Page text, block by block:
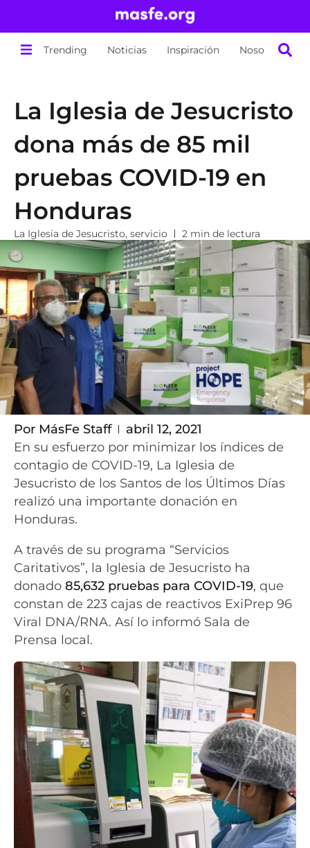
Trending Noticias Inspiración Nosotros
La Iglesia de Jesucristo
dona más de 85 mil
pruebas COVID-19 en
Honduras
La Iglesia de Jesucristo, servicio 2 min de lectura
Por MásFe Staff
abril 12, 2021
En su esfuerzo por minimizar los índices de
contagio de COVID-19, La Iglesia de
Jesucristo de los Santos de los Últimos Días
realizó una importante donación en
Honduras.
A través de su programa “Servicios
Caritativos”, la Iglesia de Jesucristo ha
donado 85,632 pruebas para COVID-19, que
constan de 223 cajas de reactivos ExiPrep 96
Viral DNA/RNA. Así lo informó Sala de
Prensa local.